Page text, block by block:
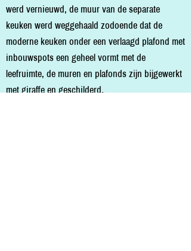
werd vernieuwd, de muur van de separate
keuken werd weggehaald zodoende dat de
moderne keuken onder een verlaagd plafond met
inbouwspots een geheel vormt met de
leefruimte, de muren en plafonds zijn bijgewerkt
met giraffe en geschilderd.